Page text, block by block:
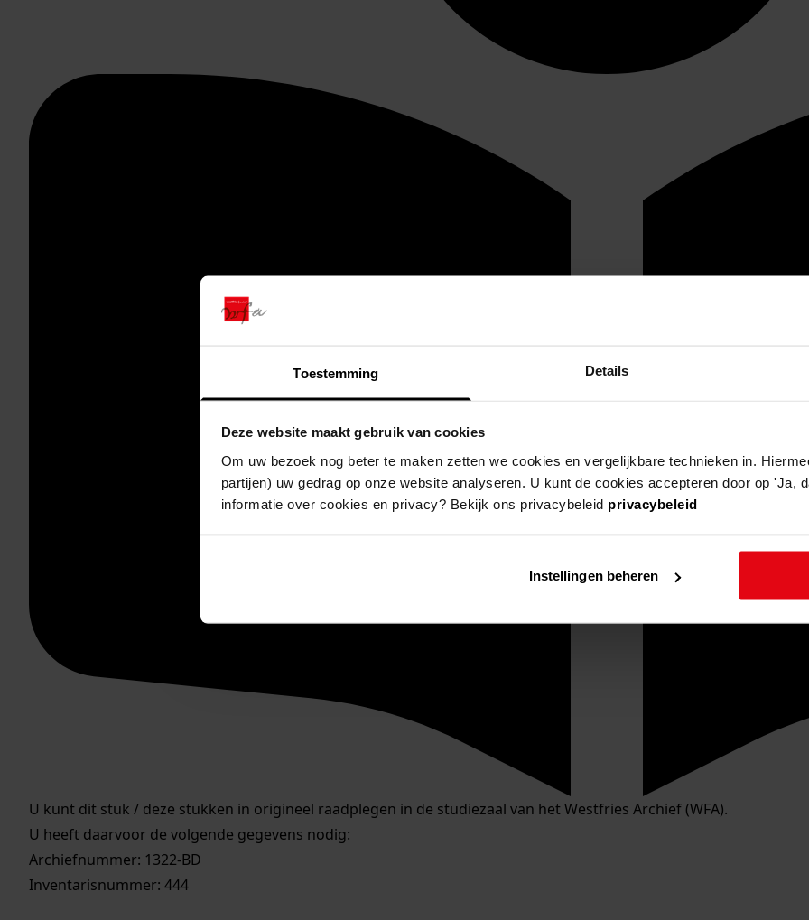
Toestemming Details
Deze website maakt gebruik van cookies
Om uw bezoek nog beter te maken zetten we cookies en vergelijkbare technieken in.
partijen) uw gedrag op onze website analyseren. U kunt de cookies accepteren door op 'Ja,
informatie over cookies en privacy? Bekijk ons privacybeleid privacybeleid
Instellingen beheren
U kunt dit stuk / deze stukken in origineel raadplegen in de studiezaal van het Westfries Archief (WFA).
U heeft daarvoor de volgende gegevens nodig:
Archiefnummer: 1322-BD
Inventarisnummer: 444